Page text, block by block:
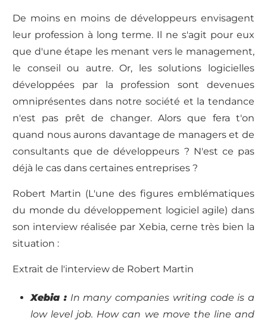
De moins en moins de développeurs envisagent
leur profession à long terme. Il ne s'agit pour eux
que d'une étape les menant vers le management,
le conseil ou autre. Or, les solutions logicielles
développées par la profession sont devenues
omniprésentes dans notre société et la tendance
n'est pas prêt de changer. Alors que fera t'on
quand nous aurons davantage de managers et de
consultants que de développeurs ? N'est ce pas
déjà le cas dans certaines entreprises ?
Robert Martin (L'une des figures emblématiques
du monde du développement logiciel agile) dans
son interview réalisée par Xebia, cerne très bien la
situation :
Extrait de l'interview de Robert Martin
Xebia :In many companies writing code is a
low level job. How can we move the line and